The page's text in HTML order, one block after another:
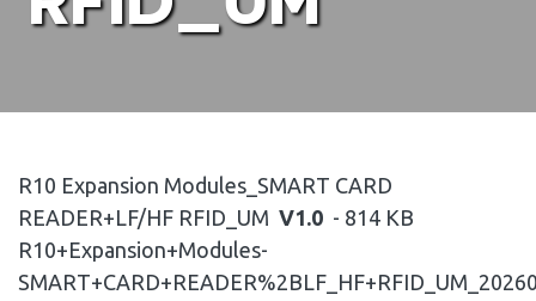
R10 Expansion Modules_SMART CARD
READER+LF/HF RFID_UM V1.0 - 814 KB
R10+Expansion+Modules-